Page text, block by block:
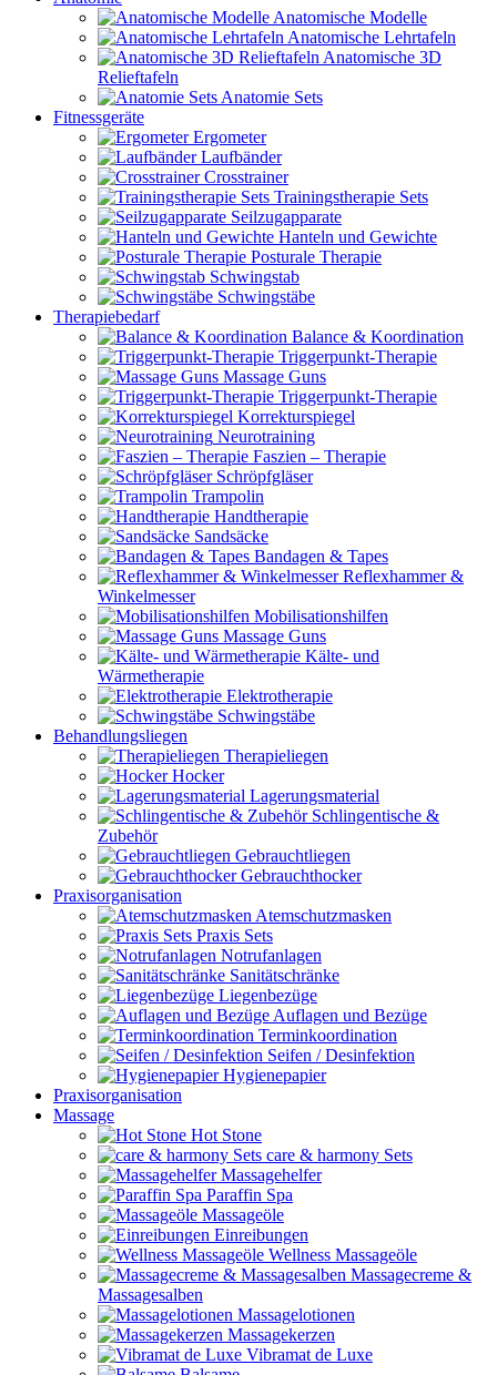
Anatomische Modelle
Anatomische Lehrtafeln
Anatomische 3D
Relieftafeln
Anatomie Sets
Fitnessgeräte
Ergometer
Laufbänder
Crosstrainer
Trainingstherapie Sets
Seilzugapparate
Hanteln und Gewichte
Posturale Therapie
Schwingstab
Schwingstäbe
Therapiebedarf
Balance & Koordination
Triggerpunkt-Therapie
Massage Guns
Triggerpunkt-Therapie
Korrekturspiegel
Neurotraining
Faszien – Therapie
Schröpfgläser
Trampolin
Handtherapie
Sandsäcke
Bandagen & Tapes
Reflexhammer &
Winkelmesser
Mobilisationshilfen
Massage Guns
Kälte- und
Wärmetherapie
Elektrotherapie
Schwingstäbe
Behandlungsliegen
Therapieliegen
Hocker
Lagerungsmaterial
Schlingentische &
Zubehör
Gebrauchtliegen
Gebrauchthocker
Praxisorganisation
Atemschutzmasken
Praxis Sets
Notrufanlagen
Sanitätschränke
Liegenbezüge
Auflagen und Bezüge
Terminkoordination
Seifen / Desinfektion
Hygienepapier
Praxisorganisation
Massage
Hot Stone
care & harmony Sets
Massagehelfer
Paraffin Spa
Massageöle
Einreibungen
Wellness Massageöle
Massagecreme &
Massagesalben
Massagelotionen
Massagekerzen
Vibramat de Luxe